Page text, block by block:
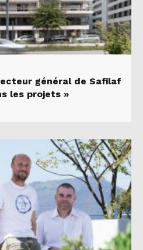
général de Safilaf
les projets »